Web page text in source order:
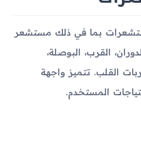
بما في ذلك مستشعر
القرب، البوصلة،
القلب. تتميز واجهة
المستخدم.